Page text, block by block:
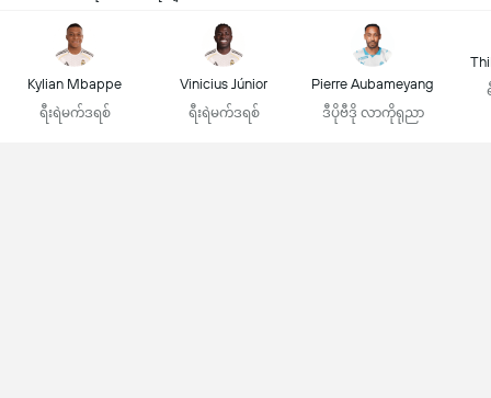
Kylian Mbappe
ရီးရဲမက်ဒရစ်
Vinicius Júnior
ရီးရဲမက်ဒရစ်
Pierre Aubameyang
ဒီပိုဗီဒို လာကိုရုညာ